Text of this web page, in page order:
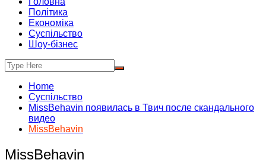
Політика
Економіка
Суспільство
Шоу-бізнес
Home
Суспільство
MissBehavin появилась в Твич после скандального
видео
MissBehavin
MissBehavin